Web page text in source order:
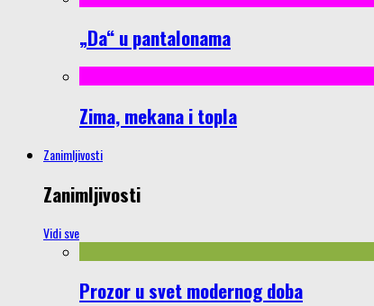
„Da“ u pantalonama
Zima, mekana i topla
Zanimljivosti
Zanimljivosti
Vidi sve
Prozor u svet modernog doba